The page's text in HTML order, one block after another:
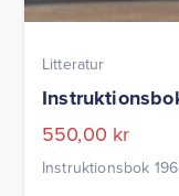
Litteratur
550,00 kr
Instruktionsbok